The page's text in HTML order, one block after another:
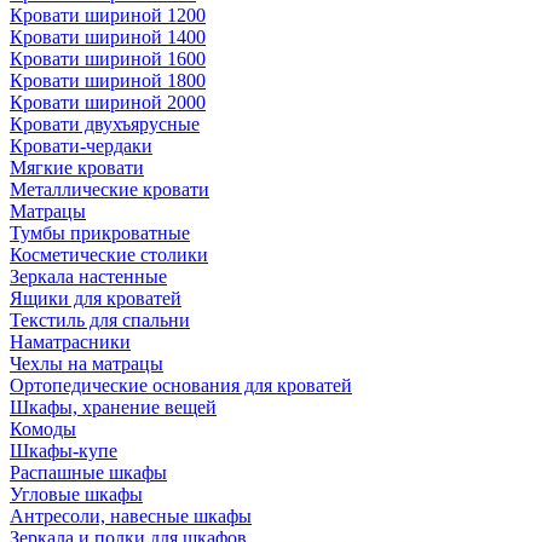
Кровати шириной 1200
Кровати шириной 1400
Кровати шириной 1600
Кровати шириной 1800
Кровати шириной 2000
Кровати двухъярусные
Кровати-чердаки
Мягкие кровати
Металлические кровати
Матрацы
Тумбы прикроватные
Косметические столики
Зеркала настенные
Ящики для кроватей
Текстиль для спальни
Наматрасники
Чехлы на матрацы
Ортопедические основания для кроватей
Шкафы, хранение вещей
Комоды
Шкафы-купе
Распашные шкафы
Угловые шкафы
Антресоли, навесные шкафы
Зеркала и полки для шкафов